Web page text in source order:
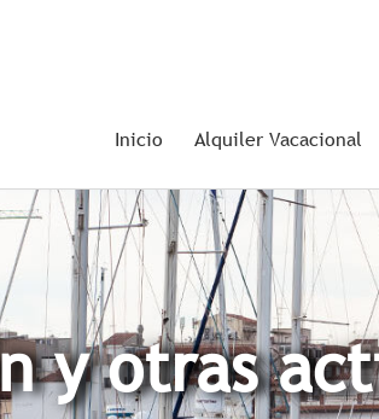
Inicio Alquiler Vacacional
y otras